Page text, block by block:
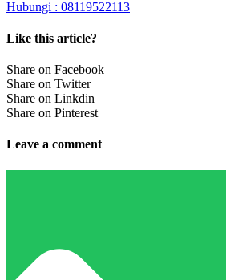
Hubungi : 08119522113
Like this article?
Share on Facebook
Share on Twitter
Share on Linkdin
Share on Pinterest
Leave a comment